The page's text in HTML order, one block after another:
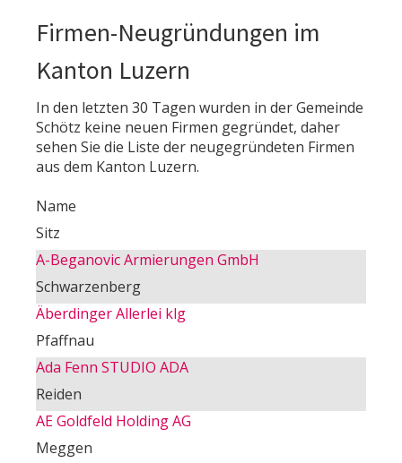
Firmen-Neugründungen im
Kanton Luzern
In den letzten 30 Tagen wurden in der Gemeinde
Schötz keine neuen Firmen gegründet, daher
sehen Sie die Liste der neugegründeten Firmen
aus dem Kanton Luzern.
Name
Sitz
A-Beganovic Armierungen GmbH
Schwarzenberg
Äberdinger Allerlei klg
Pfaffnau
Ada Fenn STUDIO ADA
Reiden
AE Goldfeld Holding AG
Meggen